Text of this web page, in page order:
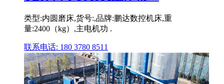
类型:内圆磨床,货号:,品牌:鹏达数控机床,重
量:2400（kg）,主电机功 .
联系电话: 180 3780 8511